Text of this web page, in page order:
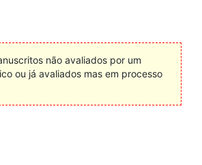
não avaliados por um
ou já avaliados mas em processo